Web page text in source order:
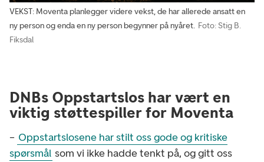
VEKST: Moventa planlegger videre vekst, de har allerede ansatt en
ny person og enda en ny person begynner på nyåret. Foto: Stig B.
Fiksdal
DNBs Oppstartslos har vært en
viktig støttespiller for Moventa
– Oppstartslosene har stilt oss gode og kritiske
spørsmål som vi ikke hadde tenkt på, og gitt oss